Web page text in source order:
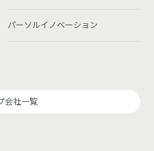
パーソルイノベーション
会社一覧